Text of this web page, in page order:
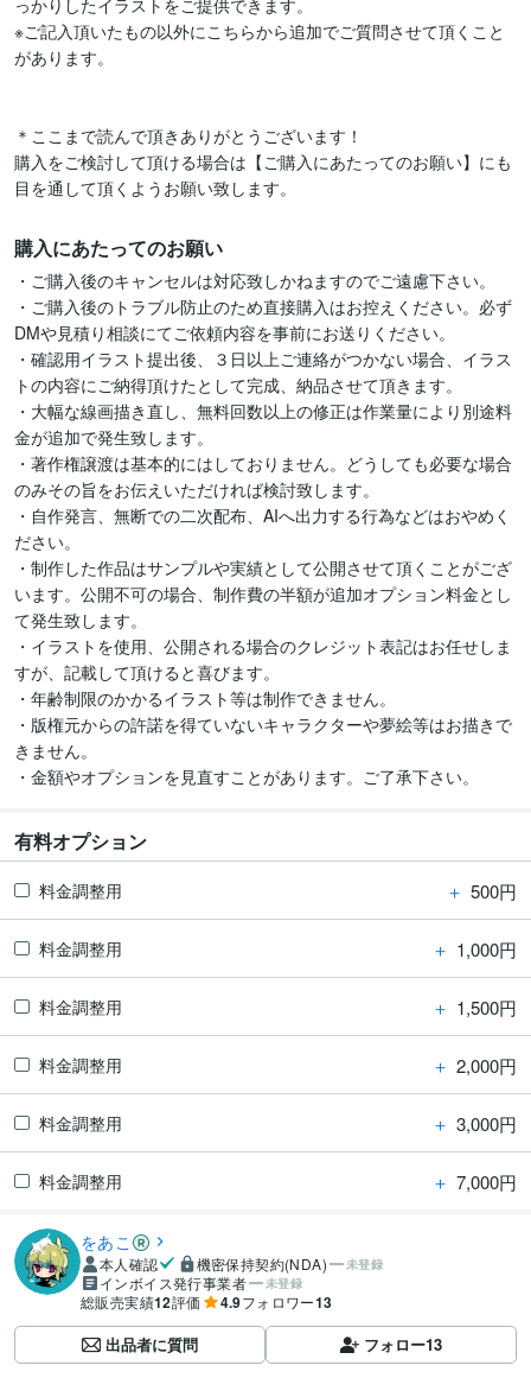
っかりしたイラストをご提供できます。
※ご記入頂いたもの以外にこちらから追加でご質問させて頂くこと
があります。
＊ここまで読んで頂きありがとうございます！
購入をご検討して頂ける場合は【ご購入にあたってのお願い】にも
目を通して頂くようお願い致します。
購入にあたってのお願い
・ご購入後のキャンセルは対応致しかねますのでご遠慮下さい。
・ご購入後のトラブル防止のため直接購入はお控えください。必ず
DMや見積り相談にてご依頼内容を事前にお送りください。
・確認用イラスト提出後、３日以上ご連絡がつかない場合、イラス
トの内容にご納得頂けたとして完成、納品させて頂きます。
・大幅な線画描き直し、無料回数以上の修正は作業量により別途料
金が追加で発生致します。
・著作権譲渡は基本的にはしておりません。どうしても必要な場合
のみその旨をお伝えいただければ検討致します。
・自作発言、無断での二次配布、AIへ出力する行為などはおやめく
ださい。
・制作した作品はサンプルや実績として公開させて頂くことがござ
います。公開不可の場合、制作費の半額が追加オプション料金とし
て発生致します。
・イラストを使用、公開される場合のクレジット表記はお任せしま
すが、記載して頂けると喜びます。
・年齢制限のかかるイラスト等は制作できません。
・版権元からの許諾を得ていないキャラクターや夢絵等はお描きで
きません。
・金額やオプションを見直すことがあります。ご了承下さい。
有料オプション
料金調整用 ＋ 500円
料金調整用 ＋ 1,000円
料金調整用 ＋ 1,500円
料金調整用 ＋ 2,000円
料金調整用 ＋ 3,000円
料金調整用 ＋ 7,000円
をあこ
本人確認 機密保持契約(NDA) 未登録
インボイス発行事業者 未登録
総販売実績12評価 4.9フォロワー13
出品者に質問 フォロー13